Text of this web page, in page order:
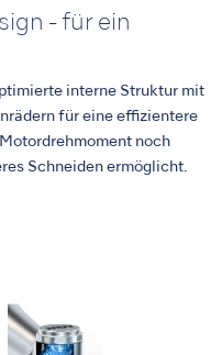
- für ein
interne Struktur mit
für eine effizientere
noch
Schneiden ermöglicht.